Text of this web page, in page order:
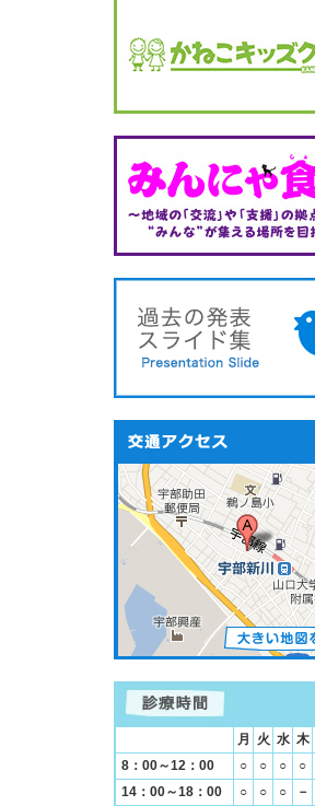
月 火 水 木
8：00～12：00
○ ○ ○ ○
14：00～18：00
○ ○ ○ －